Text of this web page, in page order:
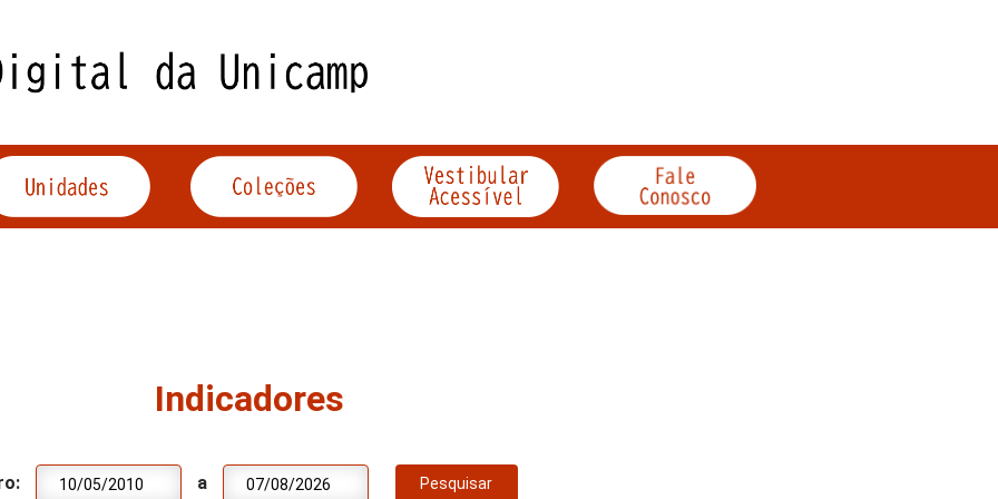
Indicadores
a